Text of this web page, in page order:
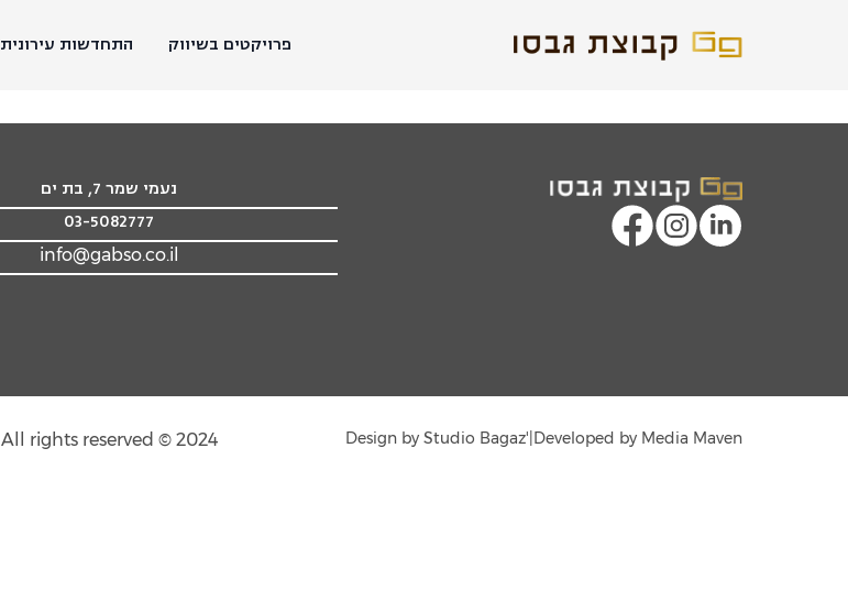
פרויקטים בשיווק התחדשות עירונית
נעמי שמר 7, בת ים
03-5082777
info@gabso.co.il
Developed by Media Maven
'Design by Studio Bagaz
All rights reserved © 2024